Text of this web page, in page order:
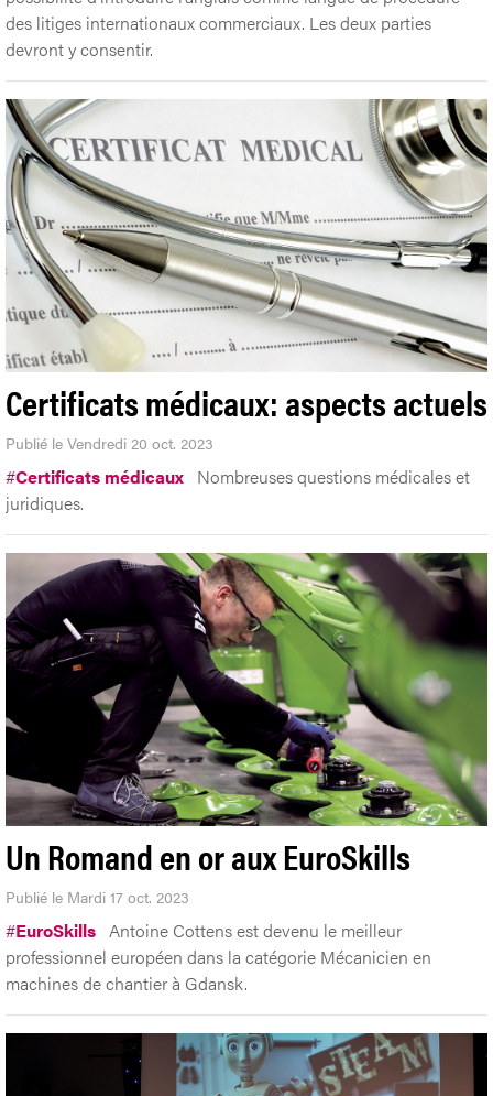
des litiges internationaux commerciaux. Les deux parties
devront y consentir.
Certificats médicaux: aspects actuels
Publié le Vendredi 20 oct. 2023
#Certificats médicaux Nombreuses questions médicales et
juridiques.
Un Romand en or aux EuroSkills
Publié le Mardi 17 oct. 2023
#EuroSkills Antoine Cottens est devenu le meilleur
professionnel européen dans la catégorie Mécanicien en
machines de chantier à Gdansk.